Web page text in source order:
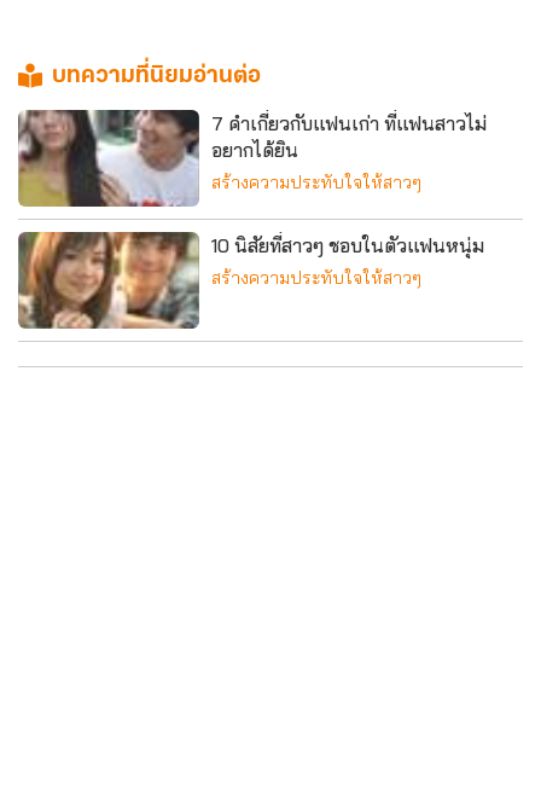
บทความที่นิยมอ่านต่อ
7 คำเกี่ยวกับแฟนเก่า ที่แฟนสาวไม่
อยากได้ยิน
สร้างความประทับใจให้สาวๆ
10 นิสัยที่สาวๆ ชอบในตัวแฟนหนุ่ม
สร้างความประทับใจให้สาวๆ